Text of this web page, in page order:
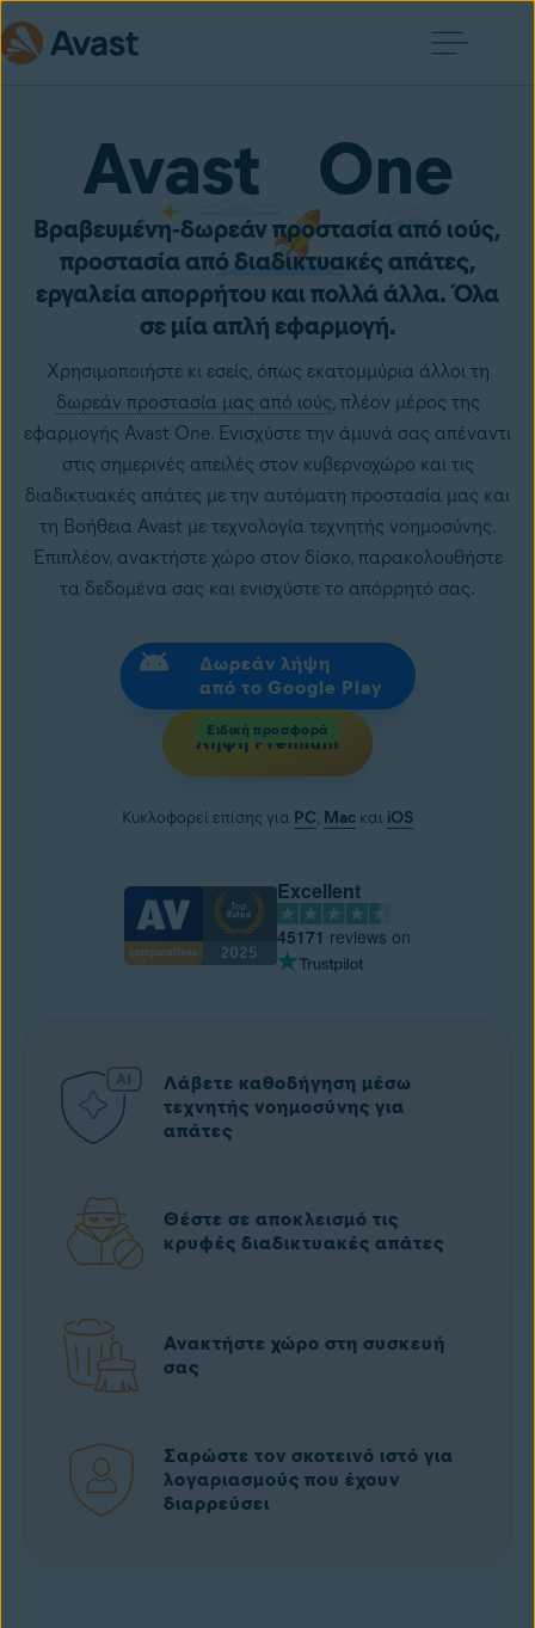
Avast One
Βραβευμένη‑δωρεάν προστασία από ιούς,
προστασία από διαδικτυακές απάτες,
εργαλεία απορρήτου και πολλά άλλα. Όλα
σε μία απλή εφαρμογή.
Χρησιμοποιήστε κι εσείς, όπως εκατομμύρια άλλοι τη
δωρεάν προστασία μας από ιούς, πλέον μέρος της
εφαρμογής Avast One. Ενισχύστε την άμυνά σας απέναντι
στις σημερινές απειλές στον κυβερνοχώρο και τις
διαδικτυακές απάτες με την αυτόματη προστασία μας και
τη Βοήθεια Avast με τεχνολογία τεχνητής νοημοσύνης.
Επιπλέον, ανακτήστε χώρο στον δίσκο, παρακολουθήστε
τα δεδομένα σας και ενισχύστε το απόρρητό σας.
Δωρεάν λήψη
από το Google Play
Λήψη Premium
Ειδική προσφορά
Κυκλοφορεί επίσης για PC, Mac και iOS
Excellent
45171 reviews on
Λάβετε καθοδήγηση μέσω
τεχνητής νοημοσύνης για
απάτες
Θέστε σε αποκλεισμό τις
κρυφές διαδικτυακές απάτες
Ανακτήστε χώρο στη συσκευή
σας
Σαρώστε τον σκοτεινό ιστό για
λογαριασμούς που έχουν
διαρρεύσει